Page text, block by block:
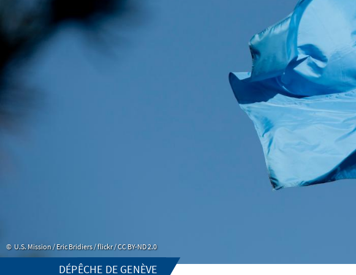
U.S. Mission / Eric Bridiers / flickr / CC BY-ND 2.0
DÉPÊCHE DE GENÈVE